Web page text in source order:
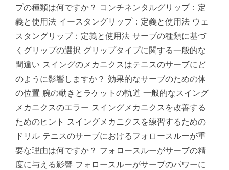
プの種類は何ですか？ コンチネンタルグリップ：定
義と使用法 イースタングリップ：定義と使用法 ウェ
スタングリップ：定義と使用法 サーブの種類に基づ
くグリップの選択 グリップタイプに関する一般的な
間違い スイングのメカニクスはテニスのサーブにど
のように影響しますか？ 効果的なサーブのための体
の位置 腕の動きとラケットの軌道 一般的なスイング
メカニクスのエラー スイングメカニクスを改善する
ためのヒント スイングメカニクスを練習するための
ドリル テニスのサーブにおけるフォロースルーが重
要な理由は何ですか？ フォロースルーがサーブの精
度に与える影響 フォロースルーがサーブのパワーに